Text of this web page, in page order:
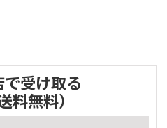
で受け取る
送料無料）